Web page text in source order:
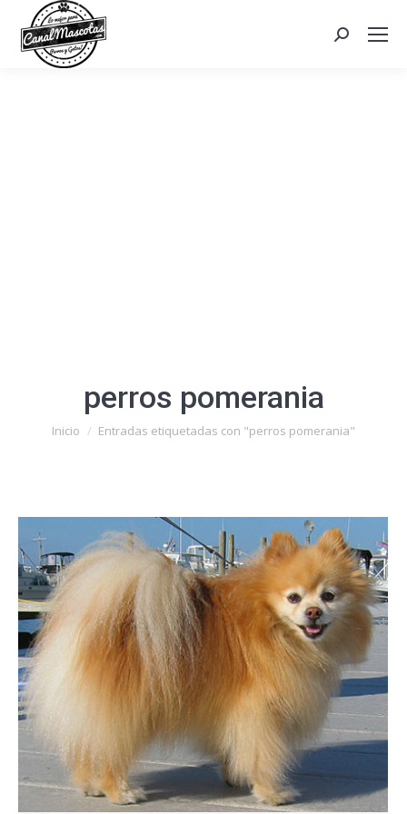
Search:
perros pomerania
Estás aquí:
Inicio Entradas etiquetadas con "perros pomerania"